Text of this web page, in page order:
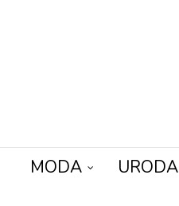
MODA URODA